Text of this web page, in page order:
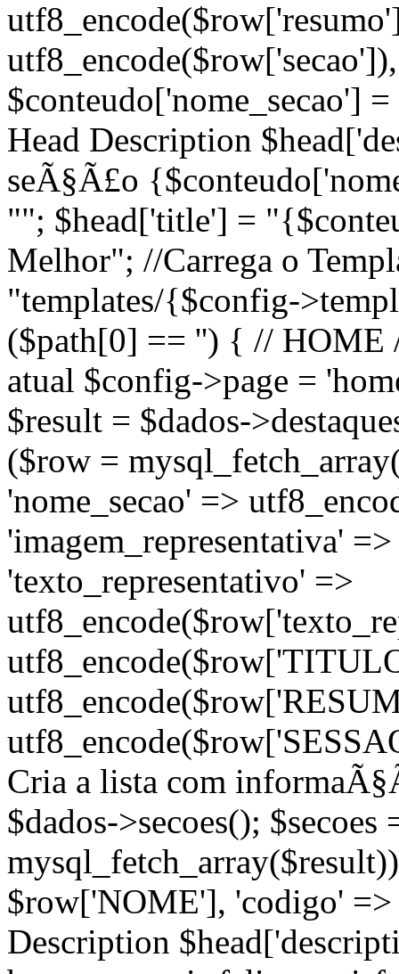
$conteudo['nome_secao']
Head Description
seÃ§Ã£o
""; $head['title'] =
Melhor"; //Carrega o
"templates/{$config-
($path[0] == '') { // HOME
atual $config->page =
$result = $dados-
($row =
'nome_secao' =>
'imagem_representativa'
'texto_representativo' =>
Cria a lista com
$dados->secoes();
$row['NOME'], 'codigo'
Description